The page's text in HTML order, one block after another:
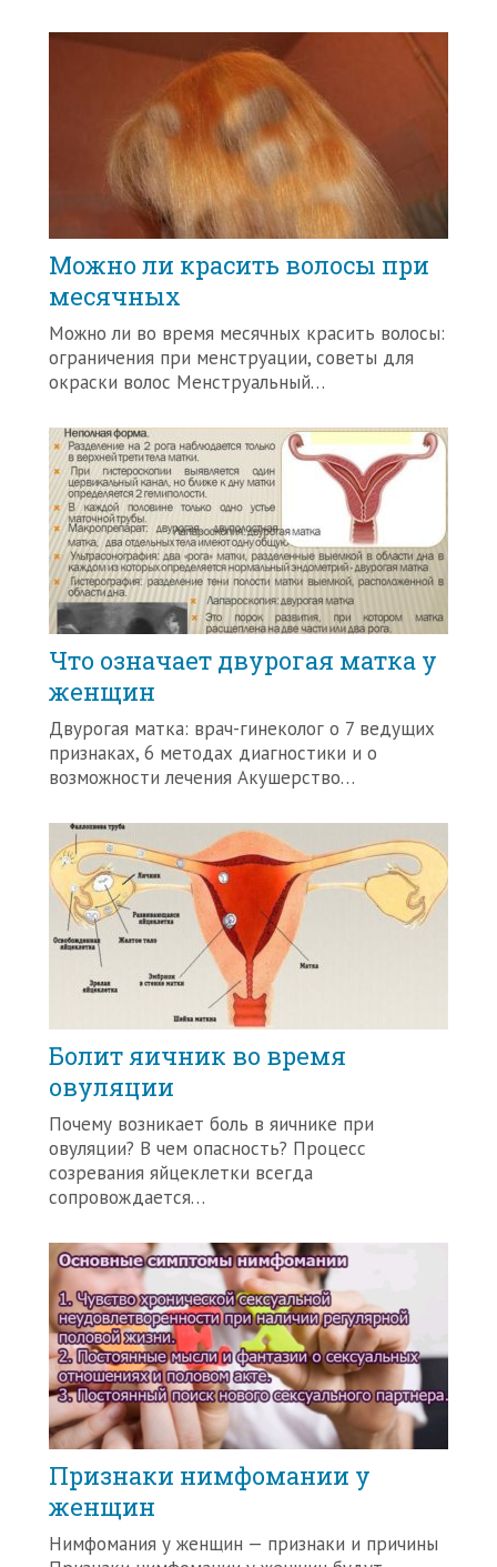
Можно ли красить волосы при
месячных
Можно ли во время месячных красить волосы:
ограничения при менструации, советы для
окраски волос Менструальный…
Что означает двурогая матка у
женщин
Двурогая матка: врач-гинеколог о 7 ведущих
признаках, 6 методах диагностики и о
возможности лечения Акушерство…
Болит яичник во время
овуляции
Почему возникает боль в яичнике при
овуляции? В чем опасность? Процесс
созревания яйцеклетки всегда
сопровождается…
Признаки нимфомании у
женщин
Нимфомания у женщин — признаки и причины